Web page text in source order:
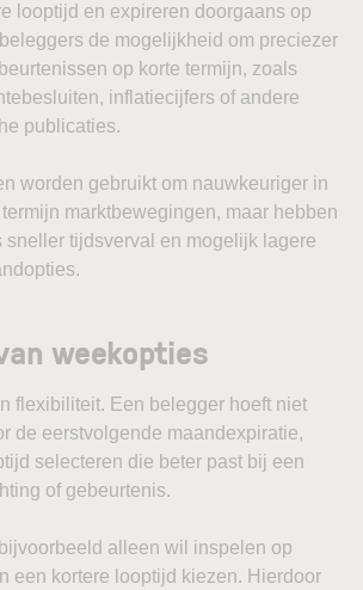
looptijd en expireren doorgaans op
de mogelijkheid om preciezer
op korte termijn, zoals
inflatiecijfers of andere
publicaties.
worden gebruikt om nauwkeuriger in
marktbewegingen, maar hebben
sneller tijdsverval en mogelijk lagere
weekopties
flexibiliteit. Een belegger hoeft niet
de eerstvolgende maandexpiratie,
selecteren die beter past bij een
of gebeurtenis.
alleen wil inspelen op
een kortere looptijd kiezen. Hierdoor